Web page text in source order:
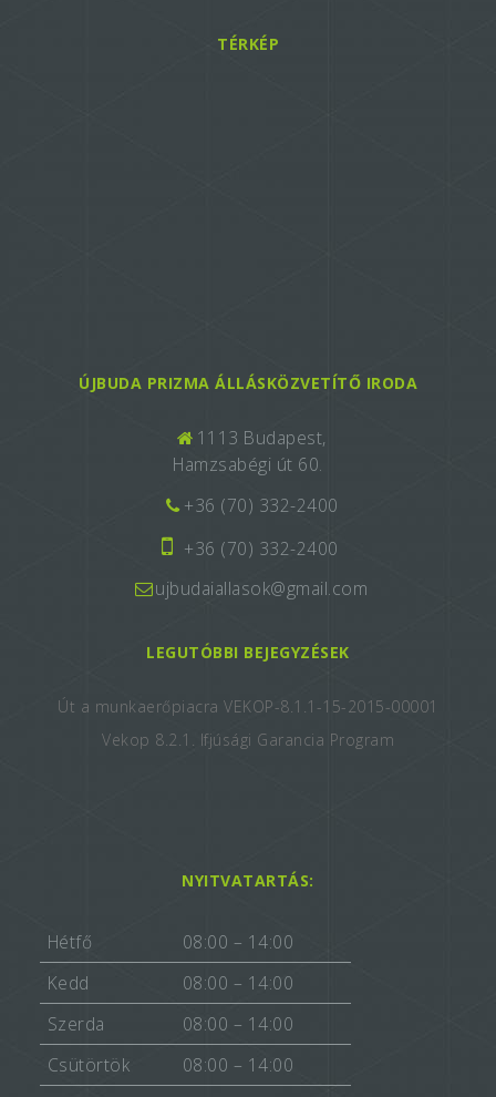
TÉRKÉP
ÚJBUDA PRIZMA ÁLLÁSKÖZVETÍTŐ IRODA
1113 Budapest,
Hamzsabégi út 60.
+36 (70) 332-2400
+36 (70) 332-2400
ujbudaiallasok@gmail.com
LEGUTÓBBI BEJEGYZÉSEK
Út a munkaerőpiacra VEKOP-8.1.1-15-2015-00001
Vekop 8.2.1. Ifjúsági Garancia Program
NYITVATARTÁS:
Hétfő
08:00 – 14:00
Kedd
08:00 – 14:00
Szerda
08:00 – 14:00
Csütörtök
08:00 – 14:00